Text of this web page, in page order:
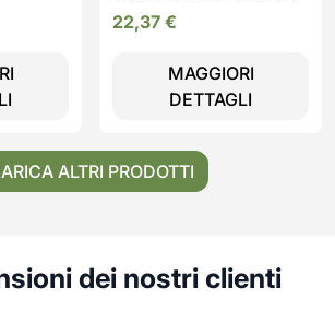
22,37 €
MAGGIORI
DETTAGLI
ALTRI PRODOTTI
dei nostri clienti